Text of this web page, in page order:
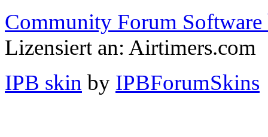
Community Forum Software
Lizensiert an: Airtimers.com
IPB skin by IPBForumSkins